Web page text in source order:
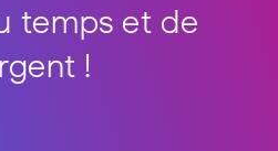
temps et de
!